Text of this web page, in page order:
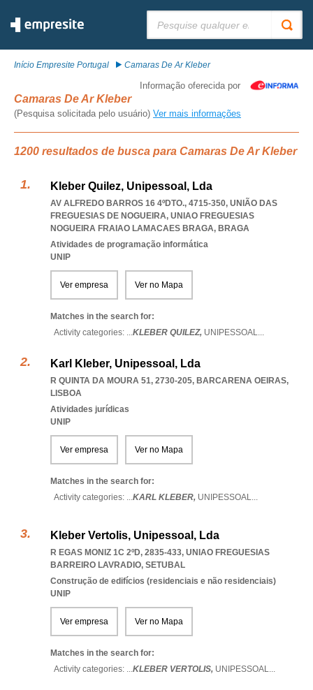
Início Empresite Portugal Camaras De Ar Kleber
Informação oferecida por
Camaras De Ar Kleber
(Pesquisa solicitada pelo usuário) Ver mais informações
1200 resultados de busca para Camaras De Ar Kleber
Kleber Quilez, Unipessoal, Lda
AV ALFREDO BARROS 16 4ºDTO., 4715-350, UNIÃO DAS
FREGUESIAS DE NOGUEIRA, UNIAO FREGUESIAS
NOGUEIRA FRAIAO LAMACAES BRAGA, BRAGA
Atividades de programação informática
UNIP
Ver empresa Ver no Mapa
Matches in the search for:
Activity categories: ...KLEBER QUILEZ, UNIPESSOAL...
Karl Kleber, Unipessoal, Lda
R QUINTA DA MOURA 51, 2730-205, BARCARENA OEIRAS,
LISBOA
Atividades jurídicas
UNIP
Ver empresa Ver no Mapa
Matches in the search for:
Activity categories: ...KARL KLEBER, UNIPESSOAL...
Kleber Vertolis, Unipessoal, Lda
R EGAS MONIZ 1C 2ºD, 2835-433, UNIAO FREGUESIAS
BARREIRO LAVRADIO, SETUBAL
Construção de edifícios (residenciais e não residenciais)
UNIP
Ver empresa Ver no Mapa
Matches in the search for:
Activity categories: ...KLEBER VERTOLIS, UNIPESSOAL...